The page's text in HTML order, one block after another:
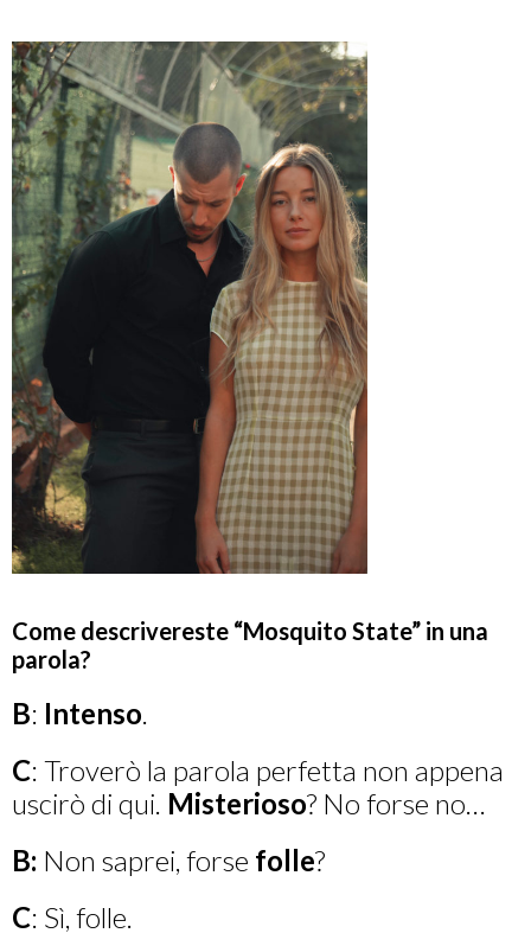
Come descrivereste “Mosquito State” in una
parola?
B: Intenso.
C: Troverò la parola perfetta non appena
uscirò di qui. Misterioso? No forse no…
B: Non saprei, forse folle?
C: Sì, folle.